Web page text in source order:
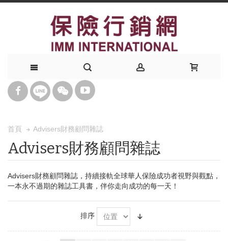
首頁 Advisers財務顧問雜誌
Advisers財務顧問雜誌
Advisers財務顧問雜誌，持續接軌全球華人保險成功者視野與觀點，
一本永不過期的雜誌工具書，伴你走向成功的每一天！
排序